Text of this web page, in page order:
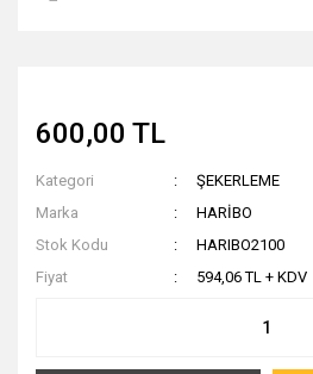
600,00 TL
Kategori
ŞEKERLEME
Marka
HARİBO
Stok Kodu
HARIBO2100
Fiyat
594,06 TL + KDV